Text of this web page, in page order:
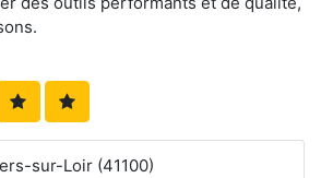
sur-Loir (41100)